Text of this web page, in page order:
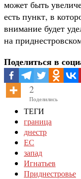
может быть
есть пункт, в
внимание будет
на
Поделиться в
2
Поделились
ТЕГИ
граница
днестр
ЕС
запад
Игнатьев
Приднестровье